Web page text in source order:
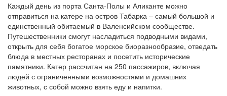
Каждый день из порта Санта-Полы и Аликанте можно
отправиться на катере на остров Табарка – самый большой и
единственный обитаемый в Валенсийском сообществе.
Путешественники смогут насладиться подводными видами,
открыть для себя богатое морское биоразнообразие, отведать
блюда в местных ресторанах и посетить исторические
памятники. Катер рассчитан на 250 пассажиров, включая
людей с ограниченными возможностями и домашних
животных, с собой можно взять еду и напитки.